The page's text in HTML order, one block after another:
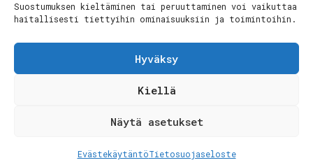
Suostumuksen kieltäminen tai peruuttaminen voi vaikuttaa
haitallisesti tiettyihin ominaisuuksiin ja toimintoihin.
Hyväksy
Kiellä
Näytä asetukset
EvästekäytäntöTietosuojaseloste
Lue lisää
Tietosuojaseloste|Evästekäytäntö